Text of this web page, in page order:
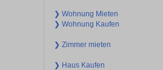
❯ Wohnung Mieten
❯ Wohnung Kaufen
❯ Zimmer mieten
❯ Haus Kaufen